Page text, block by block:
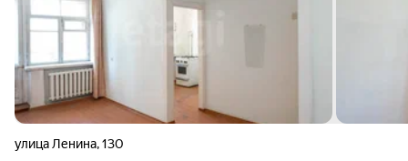
улица Ленина,130